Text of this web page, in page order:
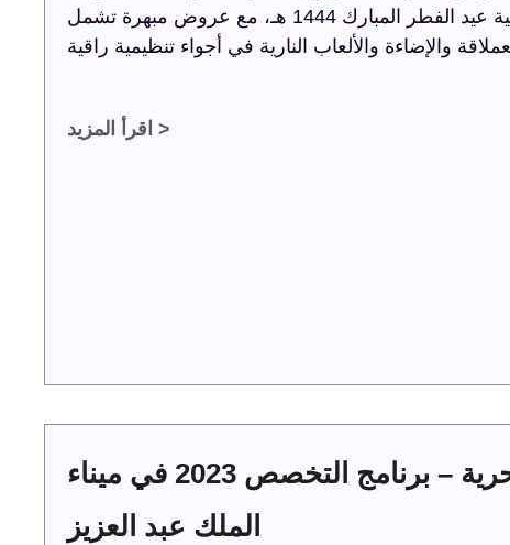
أضاءت ترفيه الشرقية سماء الجوف باحتفالية عيد الفطر المبارك 1444 هـ، مع عروض مبهرة تشمل
اقرأ المزيد >
حفل توقيع عقود الخدمات البحرية – برنامج التخصص 2023 في ميناء
الملك عبد العزيز